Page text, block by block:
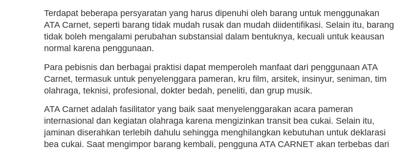
Terdapat beberapa persyaratan yang harus dipenuhi oleh barang untuk menggunakan
ATA Carnet, seperti barang tidak mudah rusak dan mudah diidentifikasi. Selain itu, barang
tidak boleh mengalami perubahan substansial dalam bentuknya, kecuali untuk keausan
normal karena penggunaan.
Para pebisnis dan berbagai praktisi dapat memperoleh manfaat dari penggunaan ATA
Carnet, termasuk untuk penyelenggara pameran, kru film, arsitek, insinyur, seniman, tim
olahraga, teknisi, profesional, dokter bedah, peneliti, dan grup musik.
ATA Carnet adalah fasilitator yang baik saat menyelenggarakan acara pameran
internasional dan kegiatan olahraga karena mengizinkan transit bea cukai. Selain itu,
jaminan diserahkan terlebih dahulu sehingga menghilangkan kebutuhan untuk deklarasi
bea cukai. Saat mengimpor barang kembali, pengguna ATA CARNET akan terbebas dari